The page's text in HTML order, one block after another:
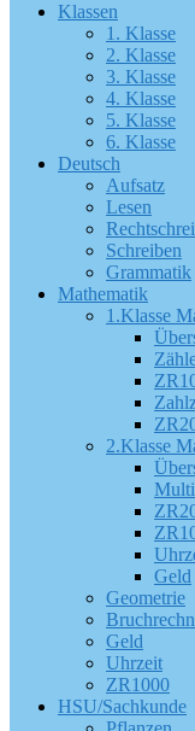
Klassen
1. Klasse
2. Klasse
3. Klasse
4. Klasse
5. Klasse
6. Klasse
Deutsch
Aufsatz
Lesen
Schreiben
Grammatik
Mathematik
1.Klasse
2.Klasse
Geld
Geometrie
Geld
Uhrzeit
ZR1000
HSU/Sachkunde